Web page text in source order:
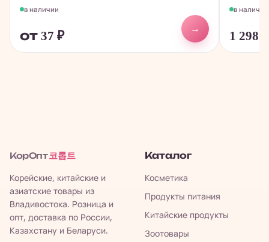
в наличии
от 37 ₽
→
в наличии
1 298
КорОпт 코롭트
Корейские, китайские и
азиатские товары из
Владивостока. Розница и
опт, доставка по России,
Казахстану и Беларуси.
Каталог
Косметика
Продукты питания
Китайские продукты
Зоотовары